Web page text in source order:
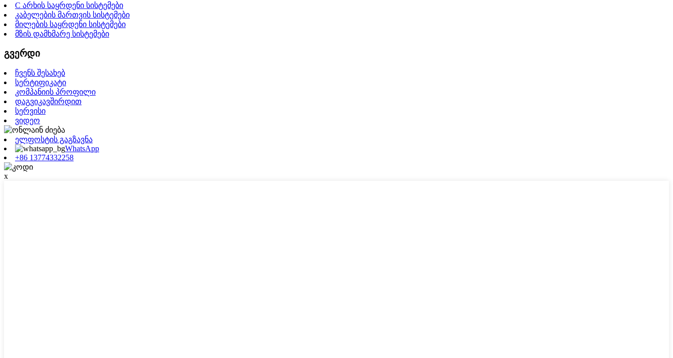
C არხის საყრდენი სისტემები
კაბელების მართვის სისტემები
მილების საყრდენი სისტემები
მზის დამხმარე სისტემები
გვერდი
ჩვენს შესახებ
სერტიფიკატი
კომპანიის პროფილი
დაგვიკავშირდით
სერვისი
ვიდეო
ელფოსტის გაგზავნა
WhatsApp
+86 13774332258
x